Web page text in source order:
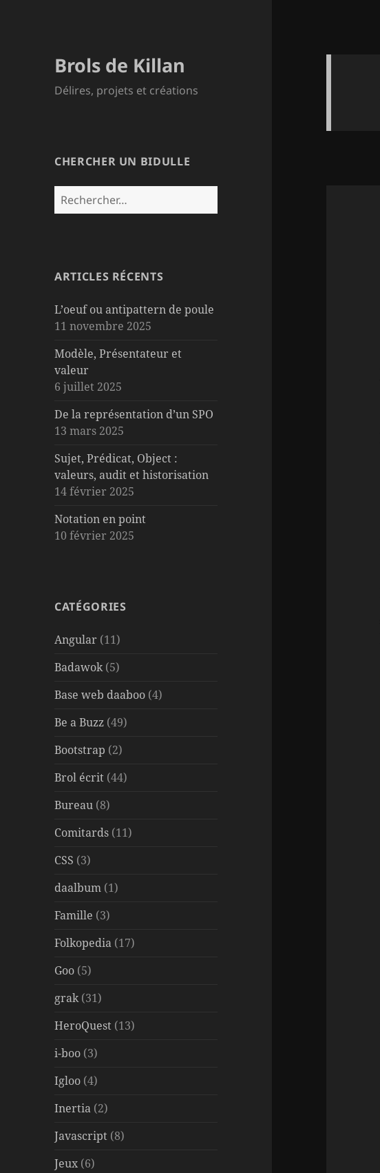
Brols de Killan
Délires, projets et créations
CHERCHER UN BIDULLE
Rechercher :
ARTICLES RÉCENTS
L’oeuf ou antipattern de poule
11 novembre 2025
Modèle, Présentateur et
valeur
6 juillet 2025
De la représentation d’un SPO
13 mars 2025
Sujet, Prédicat, Object :
valeurs, audit et historisation
14 février 2025
Notation en point
10 février 2025
CATÉGORIES
Angular (11)
Badawok(5)
Base web daaboo (4)
Be a Buzz (49)
Bootstrap (2)
Brol écrit (44)
Bureau (8)
Comitards (11)
CSS (3)
daalbum (1)
Famille (3)
Folkopedia (17)
Goo (5)
grak(31)
HeroQuest (13)
i-boo (3)
Igloo (4)
Inertia (2)
Javascript (8)
Jeux (6)